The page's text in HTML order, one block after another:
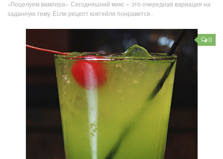
«Поцелуем вампира». Сегодняшний микс – это очередная вариация на
заданную тему. Если рецепт коктейля понравится...
0